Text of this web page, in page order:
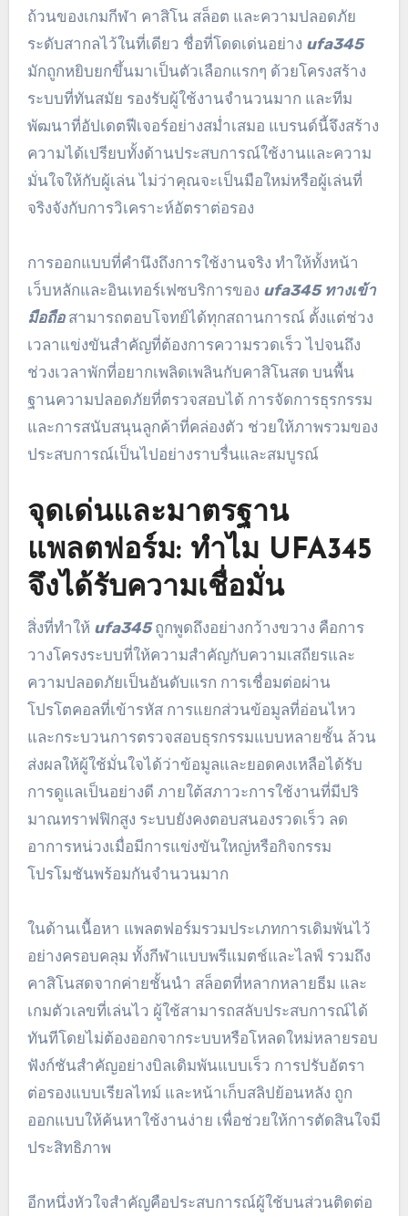
ถ้วนของเกมกีฬา คาสิโน สล็อต และความปลอดภัย
ระดับสากลไว้ในที่เดียว ชื่อที่โดดเด่นอย่าง ufa345
มักถูกหยิบยกขึ้นมาเป็นตัวเลือกแรกๆ ด้วยโครงสร้าง
ระบบที่ทันสมัย รองรับผู้ใช้งานจำนวนมาก และทีม
พัฒนาที่อัปเดตฟีเจอร์อย่างสม่ำเสมอ แบรนด์นี้จึงสร้าง
ความได้เปรียบทั้งด้านประสบการณ์ใช้งานและความ
มั่นใจให้กับผู้เล่น ไม่ว่าคุณจะเป็นมือใหม่หรือผู้เล่นที่
จริงจังกับการวิเคราะห์อัตราต่อรอง
การออกแบบที่คำนึงถึงการใช้งานจริง ทำให้ทั้งหน้า
เว็บหลักและอินเทอร์เฟซบริการของ ufa345 ทางเข้า
มือถือสามารถตอบโจทย์ได้ทุกสถานการณ์ ตั้งแต่ช่วง
เวลาแข่งขันสำคัญที่ต้องการความรวดเร็ว ไปจนถึง
ช่วงเวลาพักที่อยากเพลิดเพลินกับคาสิโนสด บนพื้น
ฐานความปลอดภัยที่ตรวจสอบได้ การจัดการธุรกรรม
และการสนับสนุนลูกค้าที่คล่องตัว ช่วยให้ภาพรวมของ
ประสบการณ์เป็นไปอย่างราบรื่นและสมบูรณ์
จุดเด่นและมาตรฐาน
แพลตฟอร์ม: ทำไม UFA345
จึงได้รับความเชื่อมั่น
สิ่งที่ทำให้ ufa345ถูกพูดถึงอย่างกว้างขวาง คือการ
วางโครงระบบที่ให้ความสำคัญกับความเสถียรและ
ความปลอดภัยเป็นอันดับแรก การเชื่อมต่อผ่าน
โปรโตคอลที่เข้ารหัส การแยกส่วนข้อมูลที่อ่อนไหว
และกระบวนการตรวจสอบธุรกรรมแบบหลายชั้น ล้วน
ส่งผลให้ผู้ใช้มั่นใจได้ว่าข้อมูลและยอดคงเหลือได้รับ
การดูแลเป็นอย่างดี ภายใต้สภาวะการใช้งานที่มีปริ
มาณทราฟฟิกสูง ระบบยังคงตอบสนองรวดเร็ว ลด
อาการหน่วงเมื่อมีการแข่งขันใหญ่หรือกิจกรรม
โปรโมชันพร้อมกันจำนวนมาก
ในด้านเนื้อหา แพลตฟอร์มรวมประเภทการเดิมพันไว้
อย่างครอบคลุม ทั้งกีฬาแบบพรีแมตช์และไลฟ์ รวมถึง
คาสิโนสดจากค่ายชั้นนำ สล็อตที่หลากหลายธีม และ
เกมตัวเลขที่เล่นไว ผู้ใช้สามารถสลับประสบการณ์ได้
ทันทีโดยไม่ต้องออกจากระบบหรือโหลดใหม่หลายรอบ
ฟังก์ชันสำคัญอย่างบิลเดิมพันแบบเร็ว การปรับอัตรา
ต่อรองแบบเรียลไทม์ และหน้าเก็บสลิปย้อนหลัง ถูก
ออกแบบให้ค้นหาใช้งานง่าย เพื่อช่วยให้การตัดสินใจมี
ประสิทธิภาพ
อีกหนึ่งหัวใจสำคัญคือประสบการณ์ผู้ใช้บนส่วนติดต่อ